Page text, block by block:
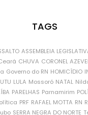
TAGS
ASSEMBLEIA
CHUVA CORONEL
Governo do RN HOMICÍDIO
LULA Mossoró NATAL
PARELHAS Parnamirim
PRF RAFAEL MOTTA RN
SERRA NEGRA DO NORTE